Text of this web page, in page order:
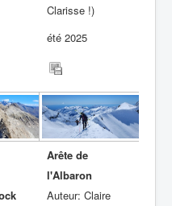
Clarisse !)
été 2025
Arête de
l'Albaron
Auteur: Claire